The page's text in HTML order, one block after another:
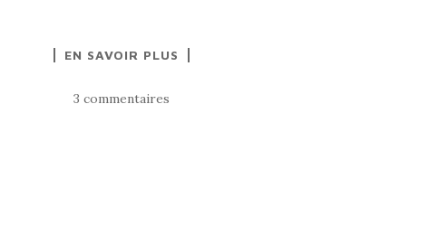
EN SAVOIR PLUS
3 commentaires